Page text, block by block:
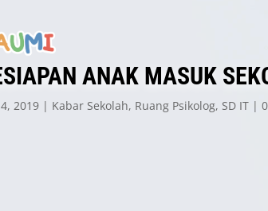
ANAK MASUK
2019 Kabar Sekolah, Ruang Psikolog, SD IT